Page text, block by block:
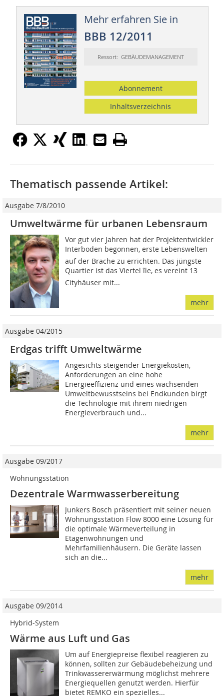
Mehr erfahren Sie in
BBB 12/2011
Ressort: GEBÄUDEMANAGEMENT
Abonnement
Inhaltsverzeichnis
Thematisch passende Artikel:
Ausgabe 7/8/2010
Umweltwärme für urbanen Lebensraum
Vor gut vier Jahren hat der Projektentwickler
Interboden begonnen, erste Lebenswelten
auf der Brache zu errichten. Das jüngste
Quartier ist das Viertel île, es vereint 13
Cityhäuser mit...
mehr
Ausgabe 04/2015
Erdgas trifft Umweltwärme
Angesichts steigender Energiekosten,
Anforderungen an eine hohe
Energieeffizienz und eines wachsenden
Umweltbewusstseins bei Endkunden birgt
die Technologie mit ihrem niedrigen
Energieverbrauch und...
mehr
Ausgabe 09/2017
Wohnungsstation
Dezentrale Warmwasserbereitung
Junkers Bosch präsentiert mit seiner neuen
Wohnungsstation Flow 8000 eine Lösung für
die optimale Wärmeverteilung in
Etagenwohnungen und
Mehrfamilienhäusern. Die Geräte lassen
sich an die...
mehr
Ausgabe 09/2014
Hybrid-System
Wärme aus Luft und Gas
Um auf Energiepreise flexibel reagieren zu
können, sollten zur Gebäudebeheizung und
Trinkwassererwärmung möglichst mehrere
Energiequellen genutzt werden. Hierfür
bietet REMKO ein spezielles...